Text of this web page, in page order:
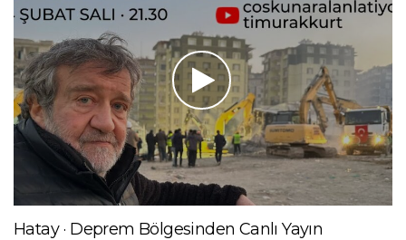
Hatay · Deprem Bölgesinden Canlı Yayın